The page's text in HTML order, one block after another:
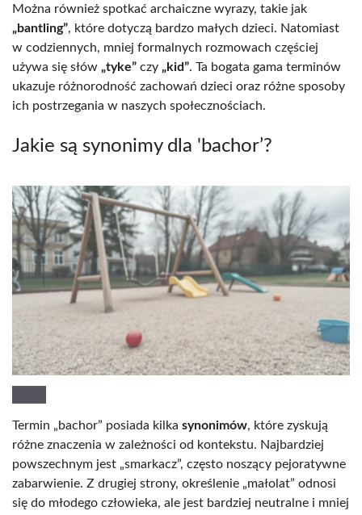
Można również spotkać archaiczne wyrazy, takie jak
„bantling”, które dotyczą bardzo małych dzieci. Natomiast
w codziennych, mniej formalnych rozmowach częściej
używa się słów „tyke” czy „kid”. Ta bogata gama terminów
ukazuje różnorodność zachowań dzieci oraz różne sposoby
ich postrzegania w naszych społecznościach.
Jakie są synonimy dla 'bachor’?
Termin „bachor” posiada kilka synonimów, które zyskują
różne znaczenia w zależności od kontekstu. Najbardziej
powszechnym jest „smarkacz”, często noszący pejoratywne
zabarwienie. Z drugiej strony, określenie „małolat” odnosi
się do młodego człowieka, ale jest bardziej neutralne i mniej